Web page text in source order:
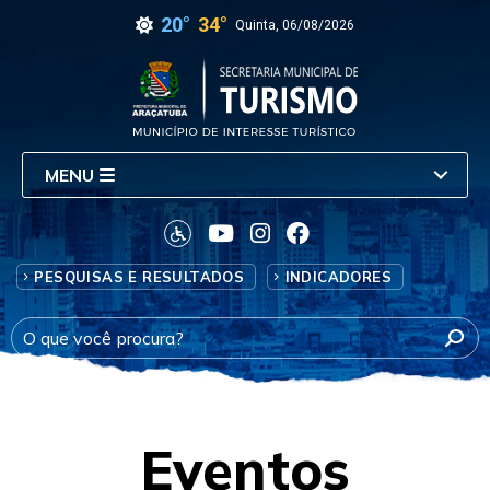
20° 34° Quinta, 06/08/2026
MENU
PESQUISAS E RESULTADOS INDICADORES
Eventos